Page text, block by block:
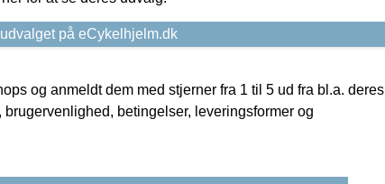
på eCykelhjelm.dk
og anmeldt dem med stjerner fra 1 til 5 ud fra bl.a. deres
betingelser, leveringsformer og